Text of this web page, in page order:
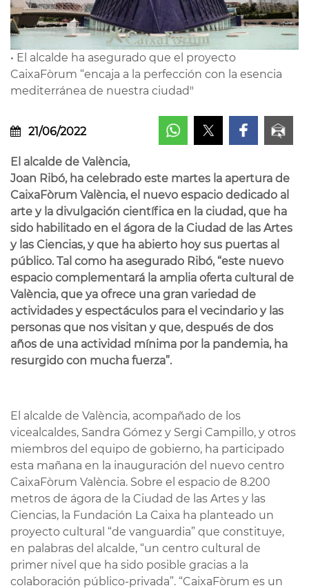
• El alcalde ha asegurado que el proyecto
CaixaFòrum “encaja a la perfección con la esencia
mediterránea de nuestra ciudad"
21/06/2022
El alcalde de València,
Joan Ribó, ha celebrado este martes la apertura de
CaixaFòrum València, el nuevo espacio dedicado al
arte y la divulgación científica en la ciudad, que ha
sido habilitado en el ágora de la Ciudad de las Artes
y las Ciencias, y que ha abierto hoy sus puertas al
público. Tal como ha asegurado Ribó, “este nuevo
espacio complementará la amplia oferta cultural de
València, que ya ofrece una gran variedad de
actividades y espectáculos para el vecindario y las
personas que nos visitan y que, después de dos
años de una actividad mínima por la pandemia, ha
resurgido con mucha fuerza”.
El alcalde de València, acompañado de los
vicealcaldes, Sandra Gómez y Sergi Campillo, y otros
miembros del equipo de gobierno, ha participado
esta mañana en la inauguración del nuevo centro
CaixaFòrum València. Sobre el espacio de 8.200
metros de ágora de la Ciudad de las Artes y las
Ciencias, la Fundación La Caixa ha planteado un
proyecto cultural “de vanguardia” que constituye,
en palabras del alcalde, “un centro cultural de
primer nivel que ha sido posible gracias a la
colaboración público-privada”. “CaixaFòrum es un